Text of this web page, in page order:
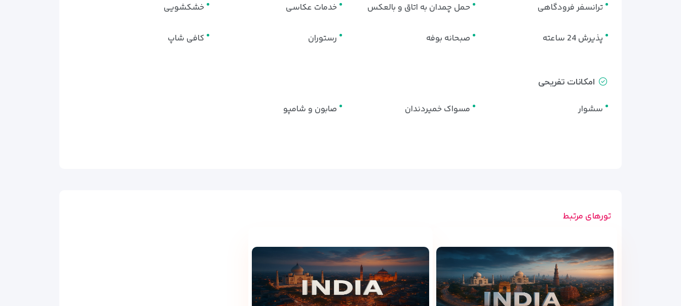
ترانسفر فرودگاهی حمل چمدان به اتاق و بالعکس خدمات عکاسی خشکشویی
پذیرش 24 ساعته صبحانه بوفه رستوران کافی شاپ
امکانات تفریحی
سشوار مسواک خمیردندان صابون و شامپو
تورهای مرتبط